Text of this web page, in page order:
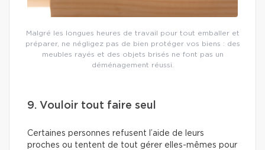
Malgré les longues heures de travail pour tout emballer et
préparer, ne négligez pas de bien protéger vos biens : des
meubles rayés et des objets brisés ne font pas un
déménagement réussi.
9. Vouloir tout faire seul
Certaines personnes refusent l’aide de leurs
proches ou tentent de tout gérer elles-mêmes pour